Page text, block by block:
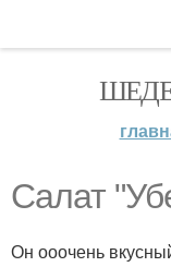
Салат
Он ооочень